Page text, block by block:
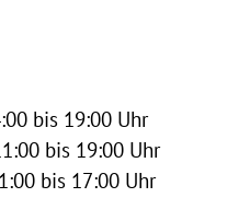
bis 19:00 Uhr
bis 19:00 Uhr
bis 17:00 Uhr